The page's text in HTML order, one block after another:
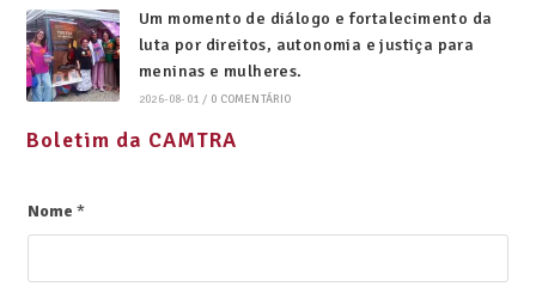
Um momento de diálogo e fortalecimento da
luta por direitos, autonomia e justiça para
meninas e mulheres.
2026-08-01 / 0 COMENTÁRIO
Boletim da CAMTRA
Nome*